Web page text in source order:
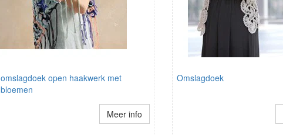
omslagdoek open haakwerk met
bloemen
Meer info
Omslagdoek